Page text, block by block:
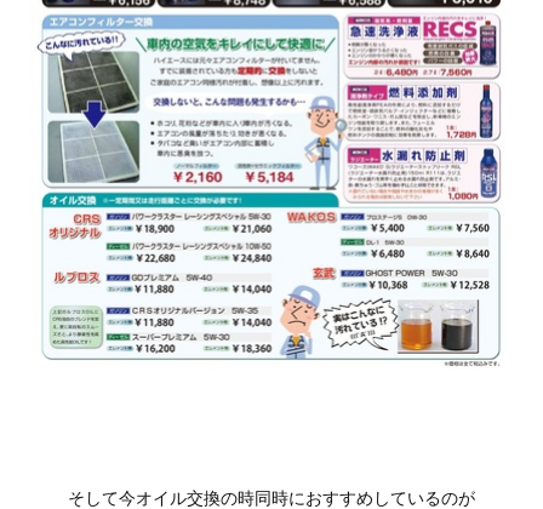
そして今オイル交換の時同時におすすめしているのが